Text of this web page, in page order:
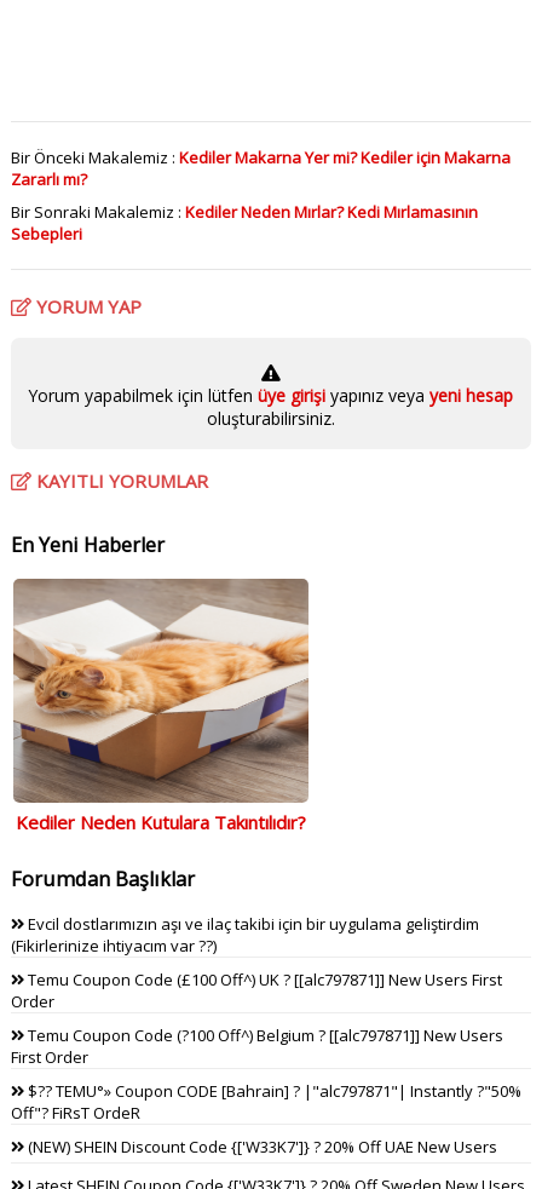
Bir Önceki Makalemiz : Kediler Makarna Yer mi? Kediler için Makarna
Zararlı mı?
Bir Sonraki Makalemiz : Kediler Neden Mırlar? Kedi Mırlamasının
Sebepleri
YORUM YAP
Yorum yapabilmek için lütfenüye girişiyapınız veya yeni hesap
oluşturabilirsiniz.
KAYITLI YORUMLAR
En Yeni Haberler
Kediler Neden Kutulara Takıntılıdır?
Forumdan Başlıklar
Evcil dostlarımızın aşı ve ilaç takibi için bir uygulama geliştirdim
(Fikirlerinize ihtiyacım var ??)
Temu Coupon Code (£100 Off^) UK ? [[alc797871]] New Users First
Order
Temu Coupon Code (?100 Off^) Belgium ? [[alc797871]] New Users
First Order
$?? TEMU°» Coupon CODE [Bahrain] ? |"alc797871"| Instantly ?"50%
Off"? FiRsT OrdeR
(NEW) SHEIN Discount Code {['W33K7']} ? 20% Off UAE New Users